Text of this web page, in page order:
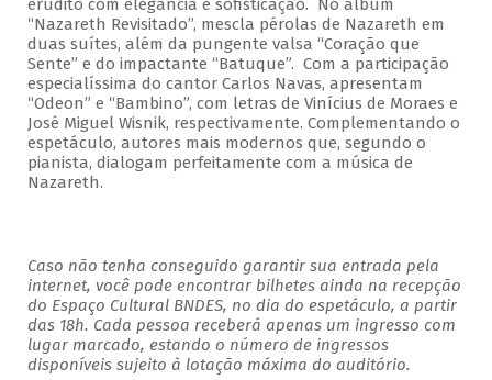
erudito com elegância e sofisticação. No álbum
“Nazareth Revisitado”, mescla pérolas de Nazareth em
duas suítes, além da pungente valsa “Coração que
Sente” e do impactante “Batuque”. Com a participação
especialíssima do cantor Carlos Navas, apresentam
“Odeon” e “Bambino”, com letras de Vinícius de Moraes e
José Miguel Wisnik, respectivamente. Complementando o
espetáculo, autores mais modernos que, segundo o
pianista, dialogam perfeitamente com a música de
Nazareth.
Caso não tenha conseguido garantir sua entrada pela
internet, você pode encontrar bilhetes ainda na recepção
do Espaço Cultural BNDES, no dia do espetáculo, a partir
das 18h. Cada pessoa receberá apenas um ingresso com
lugar marcado, estando o número de ingressos
disponíveis sujeito à lotação máxima do auditório.